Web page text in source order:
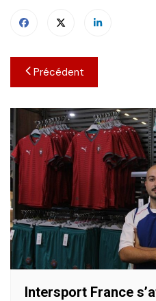
Navigation
de
l’article
Précédent
Intersport France